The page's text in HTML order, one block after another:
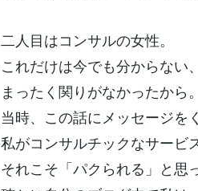
二人目はコンサルの女性。
これだけは今でも分からない
まったく関りがなかったから。
当時、この話にメッセージを
私がコンサルチックなサービ
それこそ「パクられる」と思